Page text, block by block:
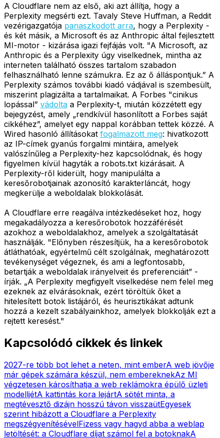
A Cloudflare nem az első, aki azt állítja, hogy a
Perplexity megsérti ezt. Tavaly Steve Huffman, a Reddit
vezérigazgatója panaszkodott arra, hogy a Perplexity -
és két másik, a Microsoft és az Anthropic által fejlesztett
MI-motor - kizárása igazi fejfájás volt. "A Microsoft, az
Anthropic és a Perplexity úgy viselkednek, mintha az
interneten található összes tartalom szabadon
felhasználható lenne számukra. Ez az ő álláspontjuk.” A
Perplexity számos további kiadó vádjával is szembesült,
miszerint plagizálta a tartalmaikat. A Forbes "cinikus
lopással” vádolta a Perplexity-t, miután közzétett egy
bejegyzést, amely „rendkívül hasonlított a Forbes saját
cikkéhez”, amelyet egy nappal korábban tettek közzé. A
Wired hasonló állításokat fogalmazott meg: hivatkozott
az IP-címek gyanús forgalmi mintáira, amelyek
valószínűleg a Perplexity-hez kapcsolódnak, és hogy
figyelmen kívül hagyták a robots.txt kizárásait. A
Perplexity-ről kiderült, hogy manipulálta a
keresőrobotjainak azonosító karakterláncát, hogy
megkerülje a weboldalak blokkolását.
A Cloudflare erre reagálva intézkedéseket hoz, hogy
megakadályozza a keresőrobotok hozzáférését
azokhoz a weboldalakhoz, amelyek a szolgáltatását
használják. "Előnyben részesítjük, ha a keresőrobotok
átláthatóak, egyértelmű célt szolgálnak, meghatározott
tevékenységet végeznek, és ami a legfontosabb,
betartják a weboldalak irányelveit és preferenciáit” -
írják. „A Perplexity megfigyelt viselkedése nem felel meg
ezeknek az elvárásoknak, ezért töröltük őket a
hitelesített botok listájáról, és heurisztikákat adtunk
hozzá a kezelt szabályainkhoz, amelyek blokkolják ezt a
rejtett keresést."
Kapcsolódó cikkek és linkek
2027-re több bot lehet a neten, mint emberA web jövője
már gépek számára készül, nem embereknekAz MI
végzetesen károsíthatja a web reklámokra épülő üzleti
modelljétA kattintás kora lejártA sötét minta, a
megtévesztő dizájn hosszú távon visszaütEgyesek
szerint hibázott a Cloudflare a Perplexity
megszégyenítésévelFizess vagy hagyd abba a weblap
letöltését: a Cloudflare díjat számol fel a botoknakA